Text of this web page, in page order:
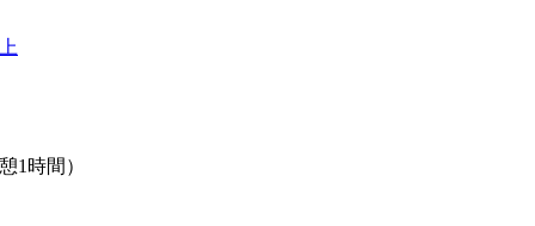
1時間）